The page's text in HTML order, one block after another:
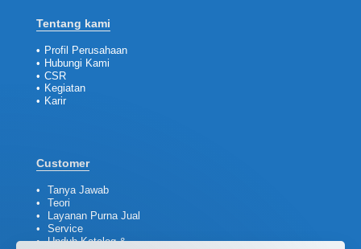
Tentang kami
• Profil Perusahaan
• Hubungi Kami
• CSR
• Kegiatan
• Karir
Customer
•
Tanya Jawab
•
Teori
•
Layanan Purna Jual
•
Service
• Unduh Katalog &